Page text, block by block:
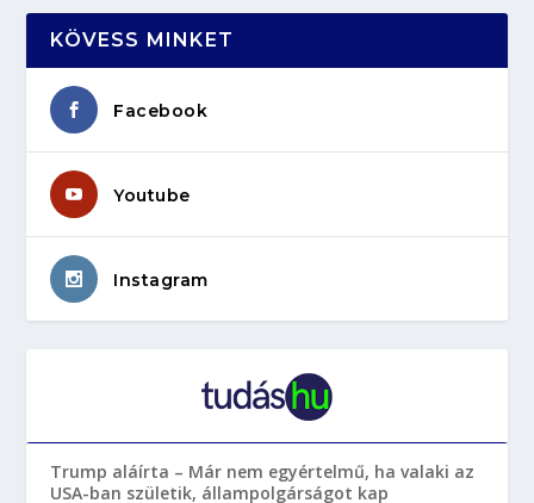
KÖVESS MINKET
Facebook
Youtube
Instagram
Trump aláírta – Már nem egyértelmű, ha valaki az
USA-ban születik, állampolgárságot kap